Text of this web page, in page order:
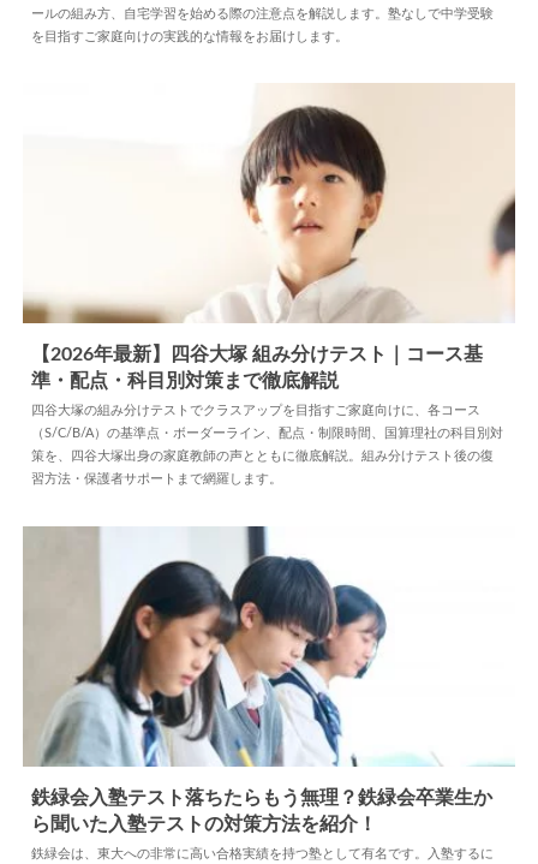
ールの組み方、自宅学習を始める際の注意点を解説します。塾なしで中学受験
を目指すご家庭向けの実践的な情報をお届けします。
塾 2026.08.07
【2026年最新】四谷大塚 組み分けテスト｜コース基
準・配点・科目別対策まで徹底解説
四谷大塚の組み分けテストでクラスアップを目指すご家庭向けに、各コース
（S/C/B/A）の基準点・ボーダーライン、配点・制限時間、国算理社の科目別対
策を、四谷大塚出身の家庭教師の声とともに徹底解説。組み分けテスト後の復
習方法・保護者サポートまで網羅します。
塾 2026.08.06
鉄緑会入塾テスト落ちたらもう無理？鉄緑会卒業生か
ら聞いた入塾テストの対策方法を紹介！
鉄緑会は、東大への非常に高い合格実績を持つ塾として有名です。入塾するに